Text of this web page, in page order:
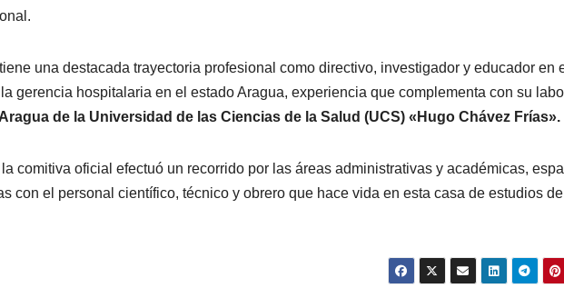
una destacada trayectoria profesional como directivo, investigador y educador en
gerencia hospitalaria en el estado Aragua, experiencia que complementa con su
de la Universidad de las Ciencias de la Salud (UCS) «Hugo Chávez Frías».
comitiva oficial efectuó un recorrido por las áreas administrativas y académicas,
con el personal científico, técnico y obrero que hace vida en esta casa de estudios